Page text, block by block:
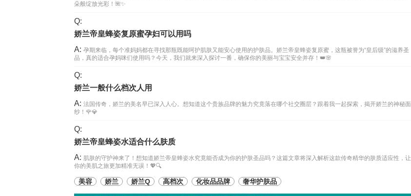
朵般绽放光彩！🌺✨
Q:
娇兰帝皇蜂姿复原蜜孕妇可以用吗
A: 孕期来临，每个准妈妈都在寻找那瓶既能呵护肌肤又能安心使用的护肤品。娇兰帝皇蜂姿复原蜜，这瓶被誉为“皇后级”的滋养圣
品，真的适合孕妈咪们使用吗？今天，我们就来深入探讨一番，确保你的美丽与宝宝安全并存！👑🌸
Q:
娇兰一般什么档次人用
A: 法国传奇，娇兰的美名早已深入人心。想知道这个贵族品牌的魅力究竟落在哪个社交圈层？跟着我一起探索，揭开娇兰的神秘面
纱！🌹💎
Q:
娇兰帝皇蜂姿水适合什么肤质
A: 肌肤的守护神来了！想知道娇兰帝皇蜂姿水究竟能否成为你的护肤圣品吗？这篇文章将深入解析这款传奇精华的肤质适应性，让
你的美肌之旅更加精准无误！💖🔍
美容 娇兰 娇兰Q 高档次 化妆品品牌 奢华护肤品